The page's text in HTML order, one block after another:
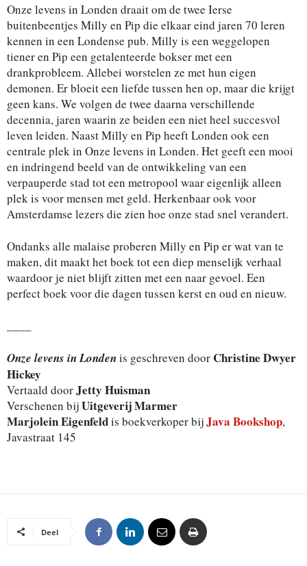
Onze levens in Londen draait om de twee Ierse
buitenbeentjes Milly en Pip die elkaar eind jaren 70 leren
kennen in een Londense pub. Milly is een weggelopen
tiener en Pip een getalenteerde bokser met een
drankprobleem. Allebei worstelen ze met hun eigen
demonen. Er bloeit een liefde tussen hen op, maar die krijgt
geen kans. We volgen de twee daarna verschillende
decennia, jaren waarin ze beiden een niet heel succesvol
leven leiden. Naast Milly en Pip heeft Londen ook een
centrale plek in Onze levens in Londen. Het geeft een mooi
en indringend beeld van de ontwikkeling van een
verpauperde stad tot een metropool waar eigenlijk alleen
plek is voor mensen met geld. Herkenbaar ook voor
Amsterdamse lezers die zien hoe onze stad snel verandert.
Ondanks alle malaise proberen Milly en Pip er wat van te
maken, dit maakt het boek tot een diep menselijk verhaal
waardoor je niet blijft zitten met een naar gevoel. Een
perfect boek voor die dagen tussen kerst en oud en nieuw.
Onze levens in Londenis geschreven door Christine Dwyer
Hickey
Vertaald doorJetty Huisman
Verschenen bijUitgeverij Marmer
Marjolein Eigenfeldis boekverkoper bijJava Bookshop,
Javastraat 145
Deel